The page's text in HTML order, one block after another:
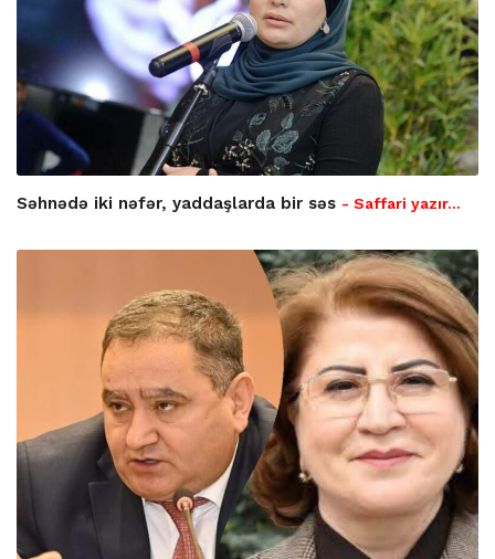
Səhnədə iki nəfər, yaddaşlarda bir səs - Saffari yazır…